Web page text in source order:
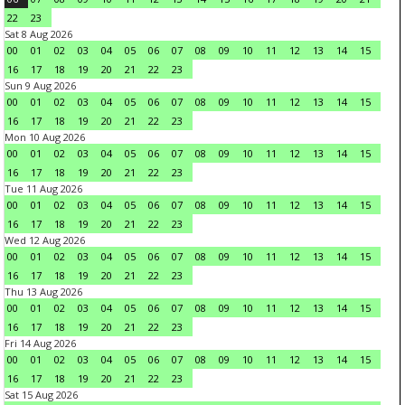
22
23
Sat 8 Aug 2026
00
01 02 03 04 05 06 07 08 09 10 11 12 13 14
15
16
17 18 19 20 21 22
23
Sun 9 Aug 2026
00
01 02 03 04 05 06 07 08 09 10 11 12 13 14
15
16
17 18 19 20 21 22
23
Mon 10 Aug 2026
00
01 02 03 04 05 06 07 08 09 10 11 12 13 14
15
16
17 18 19 20 21 22
23
Tue 11 Aug 2026
00
01 02 03 04 05 06 07 08 09 10 11 12 13 14
15
16
17 18 19 20 21 22
23
Wed 12 Aug 2026
00
01 02 03 04 05 06 07 08 09 10 11 12 13 14
15
16
17 18 19 20 21 22
23
Thu 13 Aug 2026
00
01 02 03 04 05 06 07 08 09 10 11 12 13 14
15
16
17 18 19 20 21 22
23
Fri 14 Aug 2026
00
01 02 03 04 05 06 07 08 09 10 11 12 13 14
15
16
17 18 19 20 21 22
23
Sat 15 Aug 2026